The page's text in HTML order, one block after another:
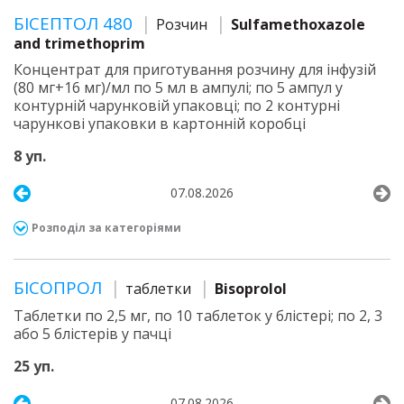
БІСЕПТОЛ 480 Розчин
Sulfamethoxazole
and trimethoprim
Концентрат для приготування розчину для інфузій
(80 мг+16 мг)/мл по 5 мл в ампулі; по 5 ампул у
контурній чарунковій упаковці; по 2 контурні
чарункові упаковки в картонній коробці
8 уп.
07.08.2026
Розподіл за категоріями
БІСОПРОЛ таблетки
Bisoprolol
Таблетки по 2,5 мг, по 10 таблеток у блістері; по 2, 3
або 5 блістерів у пачці
25 уп.